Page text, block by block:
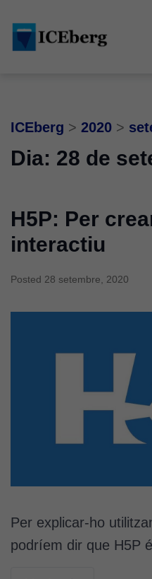
main
content
footer
ICEberg > 2020 >
Dia: 28 de
H5P: Per
interactiu
Posted 28 setembre, 2020
Per explicar-ho
podríem dir que H5P